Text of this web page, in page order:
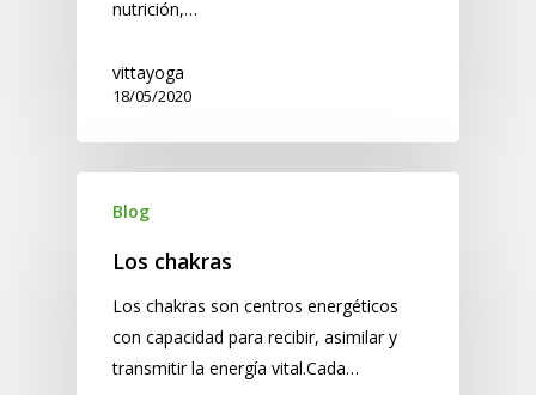
nutrición,…
vittayoga
18/05/2020
Blog
Los chakras
Los chakras son centros energéticos
con capacidad para recibir, asimilar y
transmitir la energía vital.Cada…